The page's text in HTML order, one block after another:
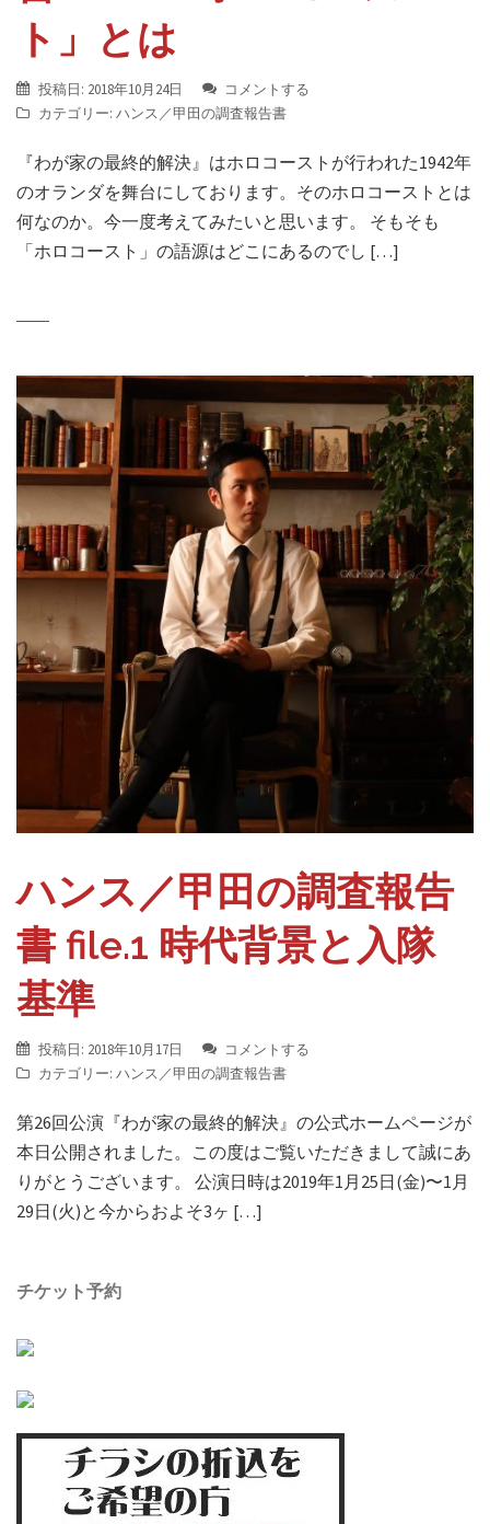
ト」とは
投稿日: 2018年10月24日
コメントする
カテゴリー: ハンス／甲田の調査報告書
『わが家の最終的解決』はホロコーストが行われた1942年
のオランダを舞台にしております。そのホロコーストとは
何なのか。今一度考えてみたいと思います。 ‎そもそも
「ホロコースト」の語源はどこにあるのでし […]
ハンス／甲田の調査報告
書 file.1 時代背景と入隊
基準
投稿日: 2018年10月17日
コメントする
カテゴリー: ハンス／甲田の調査報告書
第26回公演『わが家の最終的解決』の公式ホームページが
本日公開されました。この度はご覧いただきまして誠にあ
りがとうございます。 公演日時は2019年1月25日(金)〜1月
29日(火)と今からおよそ3ヶ […]
チケット予約